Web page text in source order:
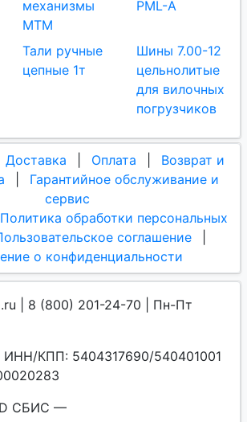
механизмы
МТМ
PML-A
Тали ручные
цепные 1т
Шины 7.00-12
цельнолитые
для вилочных
погрузчиков
Доставка Оплата
Возврат и
Гарантийное обслуживание и
сервис
Политика обработки персональных
соглашение
о конфиденциальности
| 8 (800) 201-24-70 | Пн-Пт
КПП: 5404317690/540401001
СБИС —